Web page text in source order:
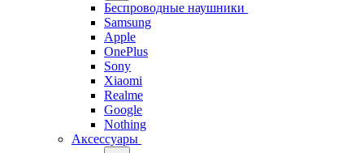
Беспроводные наушники
Samsung
Apple
OnePlus
Sony
Xiaomi
Realme
Google
Nothing
Аксессуары